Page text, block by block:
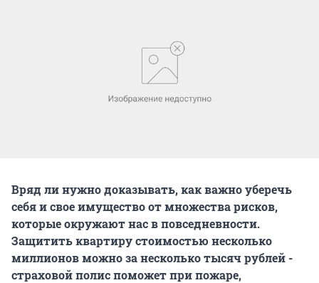
Вряд ли нужно доказывать, как важно уберечь
себя и свое имущество от множества рисков,
которые окружают нас в повседневности.
Защитить квартиру стоимостью несколько
миллионов можно за несколько тысяч рублей -
страховой полис поможет при пожаре,